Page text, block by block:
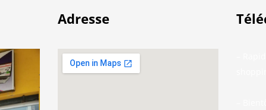
Adresse